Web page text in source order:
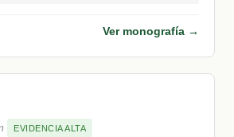
Ver monografía →
EVIDENCIA ALTA